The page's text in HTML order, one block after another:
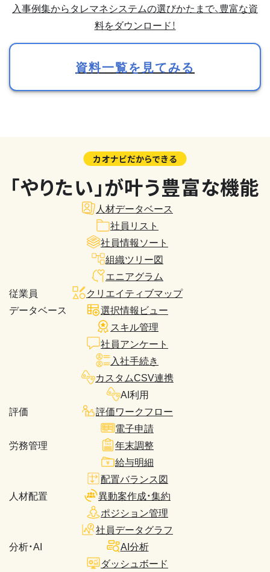
入事例集からタレマネシステムの選びかたまで、豊富な資
料をダウンロード！
資料一覧を見てみる
カオナビだからできる
「やりたい」が叶う豊富な機能
従業員
データベース
人材データベース
社員リスト
社員情報ソート
組織ツリー図
エニアグラム
クリエイティブマップ
選択情報ビュー
スキル管理
社員アンケート
入社手続き
カスタムCSV連携
AI利用
評価
評価ワークフロー
労務管理
電子申請
年末調整
給与明細
人材配置
配置バランス図
異動案作成・集約
ポジション管理
分析・AI
社員データグラフ
AI分析
ダッシュボード